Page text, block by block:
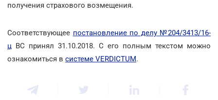
получения страхового возмещения.
Соответствующее постановление по делу №204/3413/16-
ц ВС принял 31.10.2018. С его полным текстом можно
ознакомиться в системе VERDICTUM.